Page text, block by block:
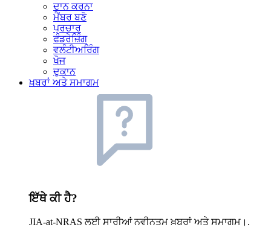
ਦਾਨ ਕਰਨਾ
ਮੈਂਬਰ ਬਣੋ
ਪ੍ਰਚਾਰ
ਫੰਡਰੇਜ਼ਿੰਗ
ਵਲੰਟੀਅਰਿੰਗ
ਖੋਜ
ਦੁਕਾਨ
ਖ਼ਬਰਾਂ ਅਤੇ ਸਮਾਗਮ
ਇੱਥੇ ਕੀ ਹੈ?
JIA-at-NRAS ਲਈ ਸਾਰੀਆਂ ਨਵੀਨਤਮ ਖ਼ਬਰਾਂ ਅਤੇ ਸਮਾਗਮ।.